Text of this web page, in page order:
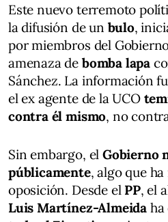
Este nuevo terremoto
la difusión de un bulo,
por miembros del
amenaza de bomba lapa
Sánchez. La información
el ex agente de la UCO
contra él mismo, no
Sin embargo, el Gobierno
públicamente, algo que
oposición. Desde el PP, el
Luis Martínez-Almeida